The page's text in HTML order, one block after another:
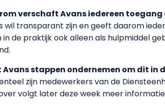
verschaft Avans iedereen toegang
wil transparant zijn en geeft daarom
in de praktijk ook alleen als hulpmiddel
Avans stappen ondernemen om dit in
zijn medewerkers van de
volgt later deze week meer